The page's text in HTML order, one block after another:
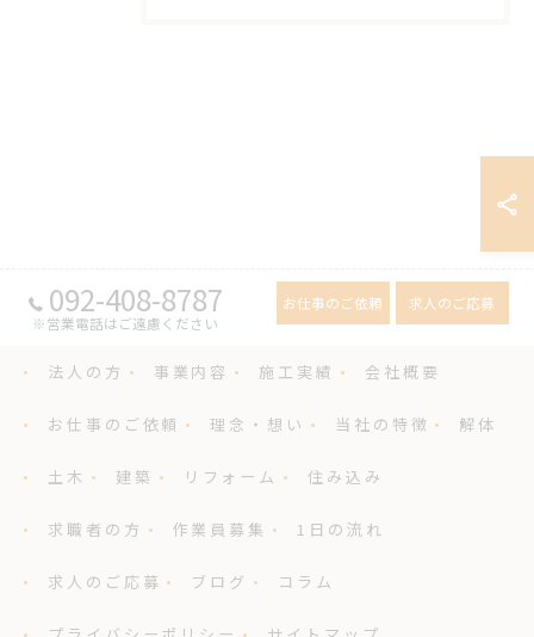
092-408-8787
※営業電話はご遠慮ください
お仕事のご依頼 求人のご応募
法人の方 事業内容 施工実績 会社概要
お仕事のご依頼 理念・想い 当社の特徴 解体
土木 建築 リフォーム 住み込み
求職者の方 作業員募集 1日の流れ
求人のご応募 ブログ コラム